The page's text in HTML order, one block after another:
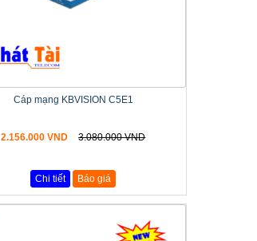
Cáp mạng KBVISION C5E1
2.156.000 VND 3.080.000 VND
Chi tiết Báo giá